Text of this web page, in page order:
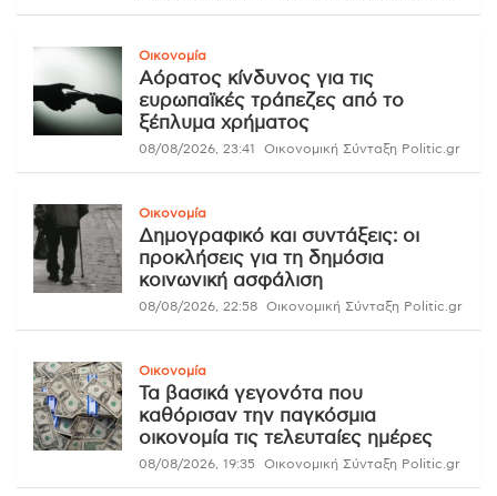
Οικονομία
Αόρατος κίνδυνος για τις
ευρωπαϊκές τράπεζες από το
ξέπλυμα χρήματος
08/08/2026, 23:41 Οικονομική Σύνταξη Politic.gr
Οικονομία
Δημογραφικό και συντάξεις: οι
προκλήσεις για τη δημόσια
κοινωνική ασφάλιση
08/08/2026, 22:58 Οικονομική Σύνταξη Politic.gr
Οικονομία
Τα βασικά γεγονότα που
καθόρισαν την παγκόσμια
οικονομία τις τελευταίες ημέρες
08/08/2026, 19:35 Οικονομική Σύνταξη Politic.gr